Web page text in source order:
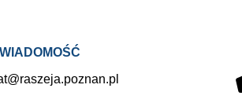
WIADOMOŚĆ